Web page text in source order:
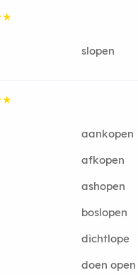
slopen
aankopen
afkopen
ashopen
boslopen
dichtlope
doen open